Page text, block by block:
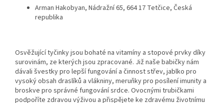
Arman Hakobyan, Nádražní 65, 664 17 Tetčice, Česká
republika
Osvěžující tyčinky jsou bohaté na vitamíny a stopové prvky díky
surovinám, ze kterých jsou zpracované. Již naše babičky nám
dávali švestky pro lepší fungování a činnost střev, jablko pro
vysoký obsah draslíků a vlákniny, meruňky pro posílení imunity a
broskve pro správné fungování srdce. Ovocnými trubičkami
podpoříte zdravou výživou a přispějete ke zdravému životnímu